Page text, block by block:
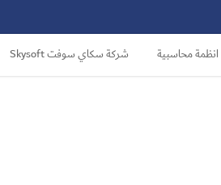
انظمة محاسبية شركة سكاي سوفت Skysoft